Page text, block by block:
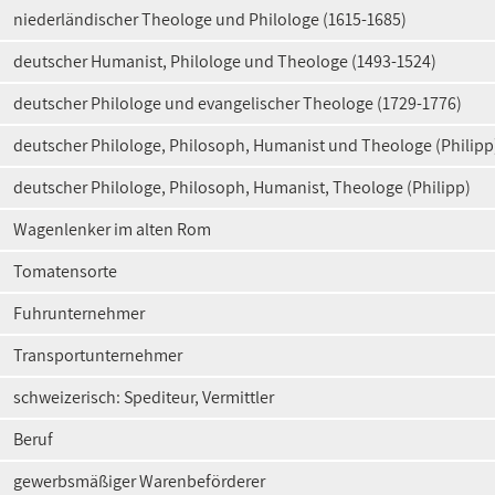
niederländischer Theologe und Philologe (1615-1685)
deutscher Humanist, Philologe und Theologe (1493-1524)
deutscher Philologe und evangelischer Theologe (1729-1776)
deutscher Philologe, Philosoph, Humanist und Theologe
deutscher Philologe, Philosoph, Humanist, Theologe (Philipp)
Wagenlenker im alten Rom
Tomatensorte
Fuhrunternehmer
Transportunternehmer
schweizerisch: Spediteur, Vermittler
Beruf
gewerbsmäßiger Warenbeförderer